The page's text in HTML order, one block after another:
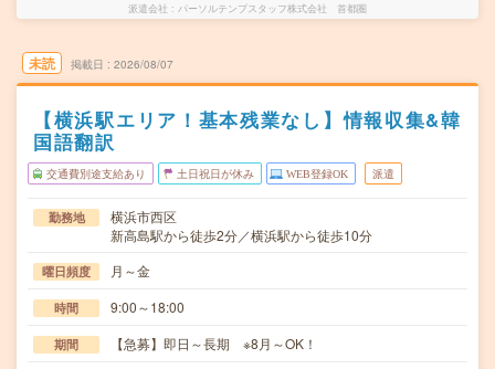
派遣会社 パーソルテンプスタッフ株式会社 首都圏
未読 掲載日 2026/08/07
【横浜駅エリア！基本残業なし】情報収集&韓
国語翻訳
交通費別途支給あり 土日祝日が休み WEB登録OK 派遣
勤務地
横浜市西区
新高島駅から徒歩2分／横浜駅から徒歩10分
曜日頻度 月～金
時間 9:00～18:00
期間 【急募】即日～長期 ※8月～OK！